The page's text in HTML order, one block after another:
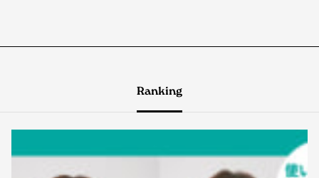
Ranking